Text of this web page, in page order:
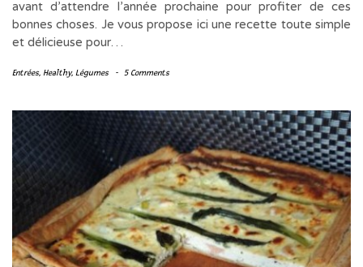
avant d’attendre l’année prochaine pour profiter de ces
bonnes choses. Je vous propose ici une recette toute simple
et délicieuse pour…
Entrées, Healthy, Légumes - 5 Comments